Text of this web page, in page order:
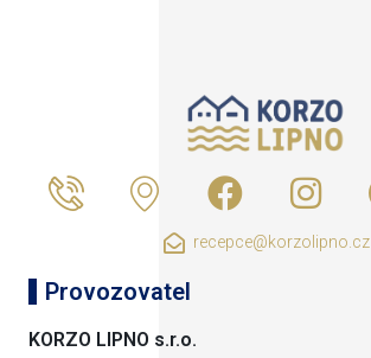
recepce@korzolipno.cz
Provozovatel
KORZO LIPNO s.r.o.